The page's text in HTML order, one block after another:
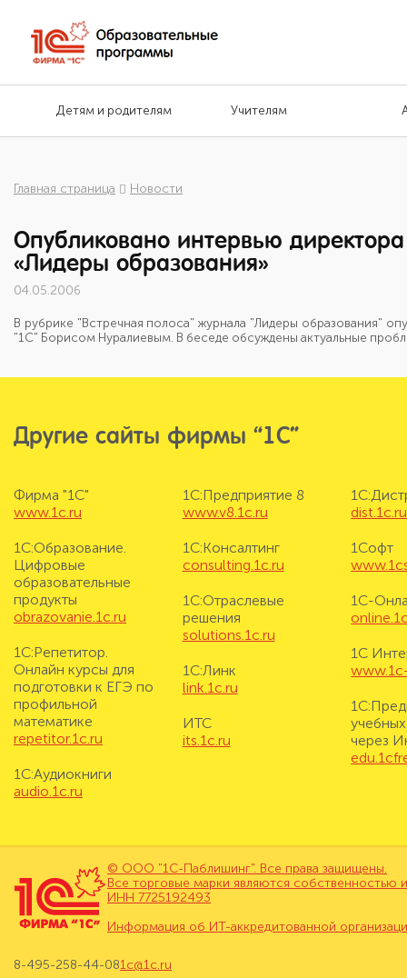
Детям и родителям Учителям
Главная страница Новости
Опубликовано интервью
«Лидеры образования»
04.05.2006
В рубрике "Встречная полоса" журнала "Лидеры образования"
"1С" Борисом Нуралиевым. В беседе обсуждены актуальные
Другие сайты фирмы “1С”
Фирма "1С"
www.1c.ru
1С:Образование.
Цифровые
образовательные
продукты
obrazovanie.1c.ru
1С:Репетитор.
Онлайн курсы для
подготовки к ЕГЭ по
профильной
математике
repetitor.1c.ru
1С:Аудиокниги
audio.1c.ru
1С:Предприятие 8
www.v8.1c.ru
1С:Консалтинг
consulting.1c.ru
1С:Отраслевые
решения
solutions.1c.ru
1С:Линк
link.1c.ru
ИТС
its.1c.ru
dist.1c.ru
1Софт
1С-
1С
через
© ООО "1С-Паблишинг". Все права защищены.
Все торговые марки являются собственностью
ИНН 7725192493
Информация об ИТ-аккредитованной
8-495-258-44-081c@1c.ru